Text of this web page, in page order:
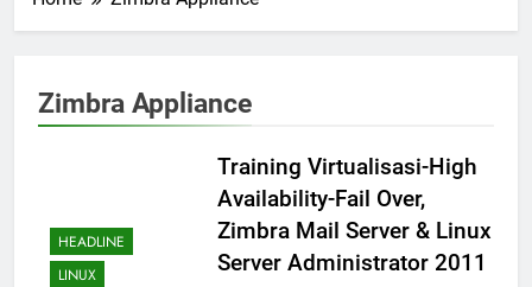
Zimbra Appliance
HEADLINE
LINUX
Training Virtualisasi-High
Availability-Fail Over,
Zimbra Mail Server & Linux
Server Administrator 2011